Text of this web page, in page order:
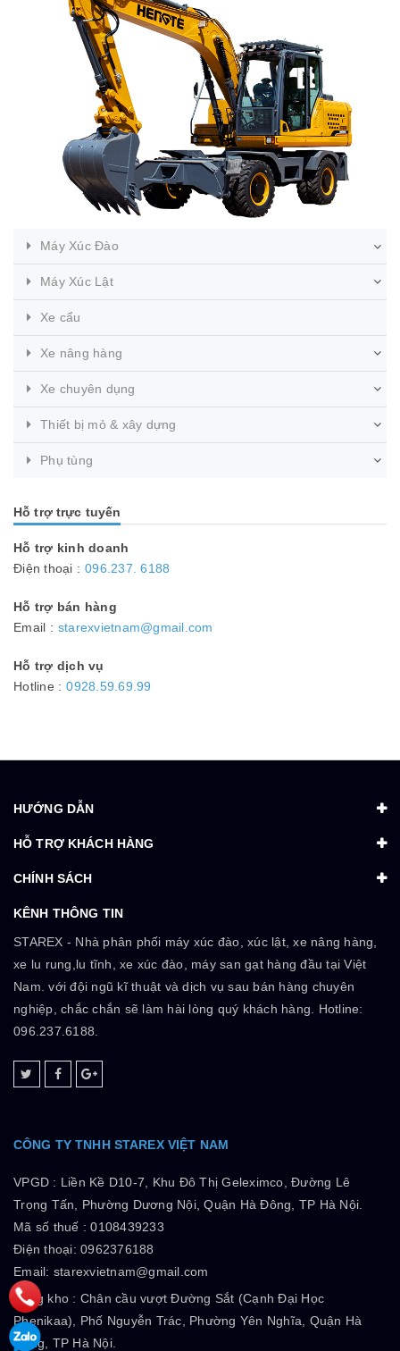
Máy Xúc Đào
Máy Xúc Lật
Xe cẩu
Xe nâng hàng
Xe chuyên dụng
Thiết bị mỏ & xây dựng
Phụ tùng
Hỗ trợ trực tuyến
Hỗ trợ kinh doanh
Điện thoại : 096.237. 6188
Hỗ trợ bán hàng
Email : starexvietnam@gmail.com
Hỗ trợ dịch vụ
Hotline : 0928.59.69.99
HƯỚNG DẪN
HỖ TRỢ KHÁCH HÀNG
CHÍNH SÁCH
KÊNH THÔNG TIN
STAREX - Nhà phân phối máy xúc đào, xúc lật, xe nâng hàng,
xe lu rung,lu tĩnh, xe xúc đào, máy san gạt hàng đầu tại Việt
Nam. với đội ngũ kĩ thuật và dịch vụ sau bán hàng chuyên
nghiệp, chắc chắn sẽ làm hài lòng quý khách hàng. Hotline:
096.237.6188.
CÔNG TY TNHH STAREX VIỆT NAM
VPGD : Liền Kề D10-7, Khu Đô Thị Geleximco, Đường Lê
Trọng Tấn, Phường Dương Nội, Quận Hà Đông, TP Hà Nội.
Mã số thuế :0108439233
Điện thoại: 0962376188
Email: starexvietnam@gmail.com
Tổng kho : Chân cầu vượt Đường Sắt (Cạnh Đại Học
Phenikaa), Phố Nguyễn Trác, Phường Yên Nghĩa, Quận Hà
Đông, TP Hà Nội.